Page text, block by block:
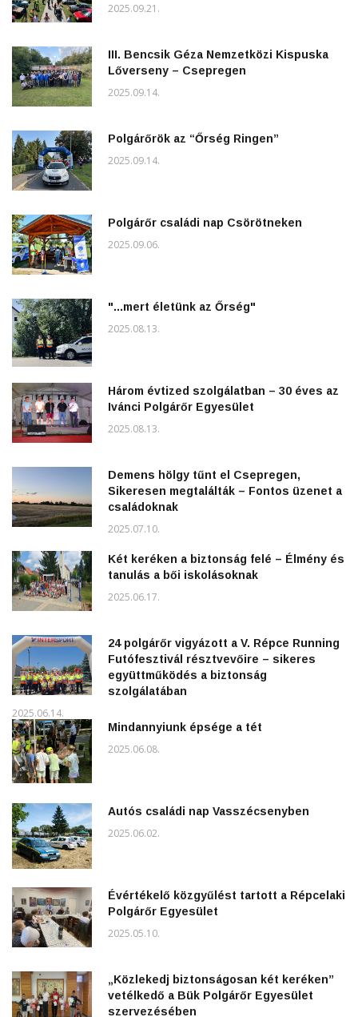
2025.09.21.
III. Bencsik Géza Nemzetközi Kispuska
Lőverseny – Csepregen
2025.09.14.
Polgárőrök az “Őrség Ringen”
2025.09.14.
Polgárőr családi nap Csörötneken
2025.09.06.
"...mert életünk az Őrség"
2025.08.13.
Három évtized szolgálatban – 30 éves az
Ivánci Polgárőr Egyesület
2025.08.13.
Demens hölgy tűnt el Csepregen,
Sikeresen megtalálták – Fontos üzenet a
családoknak
2025.07.10.
Két keréken a biztonság felé – Élmény és
tanulás a bői iskolásoknak
2025.06.17.
24 polgárőr vigyázott a V. Répce Running
Futófesztivál résztvevőire – sikeres
együttműködés a biztonság
szolgálatában
2025.06.14.
Mindannyiunk épsége a tét
2025.06.08.
Autós családi nap Vasszécsenyben
2025.06.02.
Évértékelő közgyűlést tartott a Répcelaki
Polgárőr Egyesület
2025.05.10.
„Közlekedj biztonságosan két keréken”
vetélkedő a Bük Polgárőr Egyesület
szervezésében